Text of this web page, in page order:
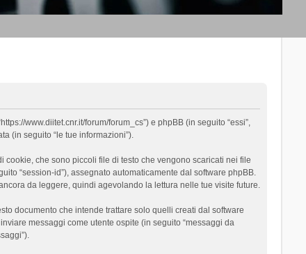
www.diitet.cnr.it/forum/forum_cs”) e phpBB (in seguito “essi”,
(in seguito “le tue informazioni”).
cookie, che sono piccoli file di testo che vengono scaricati nei file
“session-id”), assegnato automaticamente dal software phpBB.
da leggere, quindi agevolando la lettura nelle tue visite future.
documento che intende trattare solo quelli creati dal software
messaggi come utente ospite (in seguito “messaggi da